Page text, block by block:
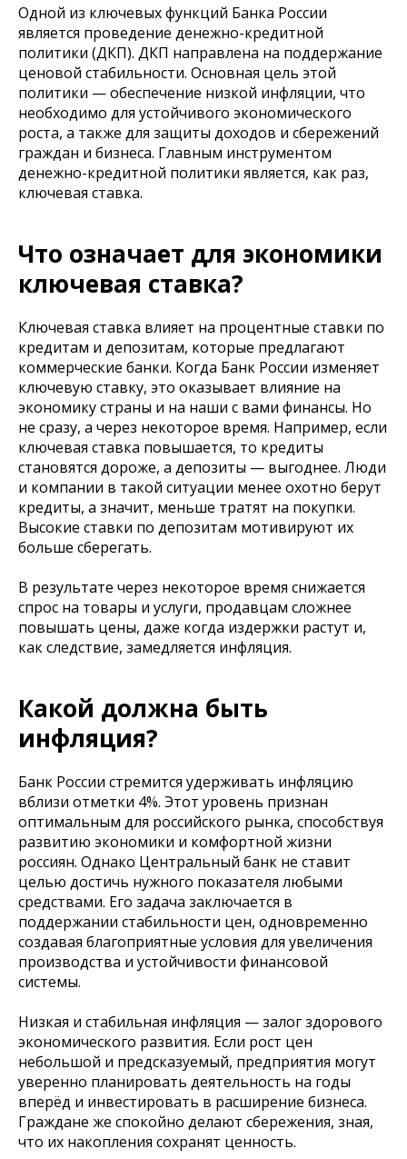
Одной из ключевых функций Банка России
является проведение денежно-кредитной
политики (ДКП). ДКП направлена на поддержание
ценовой стабильности. Основная цель этой
политики — обеспечение низкой инфляции, что
необходимо для устойчивого экономического
роста, а также для защиты доходов и сбережений
граждан и бизнеса. Главным инструментом
денежно-кредитной политики является, как раз,
ключевая ставка.
Что означает для экономики
ключевая ставка?
Ключевая ставка влияет на процентные ставки по
кредитам и депозитам, которые предлагают
коммерческие банки. Когда Банк России изменяет
ключевую ставку, это оказывает влияние на
экономику страны и на наши с вами финансы. Но
не сразу, а через некоторое время. Например, если
ключевая ставка повышается, то кредиты
становятся дороже, а депозиты — выгоднее. Люди
и компании в такой ситуации менее охотно берут
кредиты, а значит, меньше тратят на покупки.
Высокие ставки по депозитам мотивируют их
больше сберегать.
В результате через некоторое время снижается
спрос на товары и услуги, продавцам сложнее
повышать цены, даже когда издержки растут и,
как следствие, замедляется инфляция.
Какой должна быть
инфляция?
Банк России стремится удерживать инфляцию
вблизи отметки 4%. Этот уровень признан
оптимальным для российского рынка, способствуя
развитию экономики и комфортной жизни
россиян. Однако Центральный банк не ставит
целью достичь нужного показателя любыми
средствами. Его задача заключается в
поддержании стабильности цен, одновременно
создавая благоприятные условия для увеличения
производства и устойчивости финансовой
системы.
Низкая и стабильная инфляция — залог здорового
экономического развития. Если рост цен
небольшой и предсказуемый, предприятия могут
уверенно планировать деятельность на годы
вперёд и инвестировать в расширение бизнеса.
Граждане же спокойно делают сбережения, зная,
что их накопления сохранят ценность.